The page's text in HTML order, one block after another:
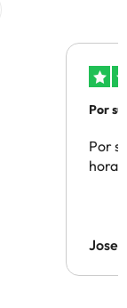
Por
Por
hora
Jose